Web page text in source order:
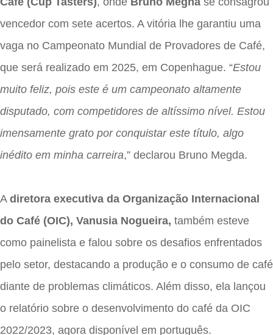
vencedor com sete acertos. A vitória lhe garantiu uma
vaga no Campeonato Mundial de Provadores de Café,
que será realizado em 2025, em Copenhague. “Estou
muito feliz, pois este é um campeonato altamente
disputado, com competidores de altíssimo nível. Estou
imensamente grato por conquistar este título, algo
inédito em minha carreira,” declarou Bruno Megda.
A diretora executiva da Organização Internacional
do Café (OIC), Vanusia Nogueira, também esteve
como painelista e falou sobre os desafios enfrentados
pelo setor, destacando a produção e o consumo de café
diante de problemas climáticos. Além disso, ela lançou
o relatório sobre o desenvolvimento do café da OIC
2022/2023, agora disponível em português.